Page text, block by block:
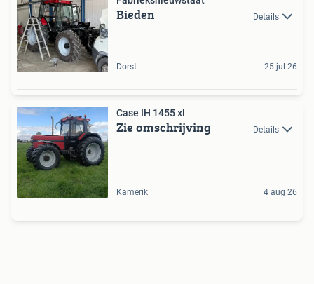
Bieden Details
Dorst 25 jul 26
Case IH 1455 xl
Zie omschrijving Details
Kamerik 4 aug 26